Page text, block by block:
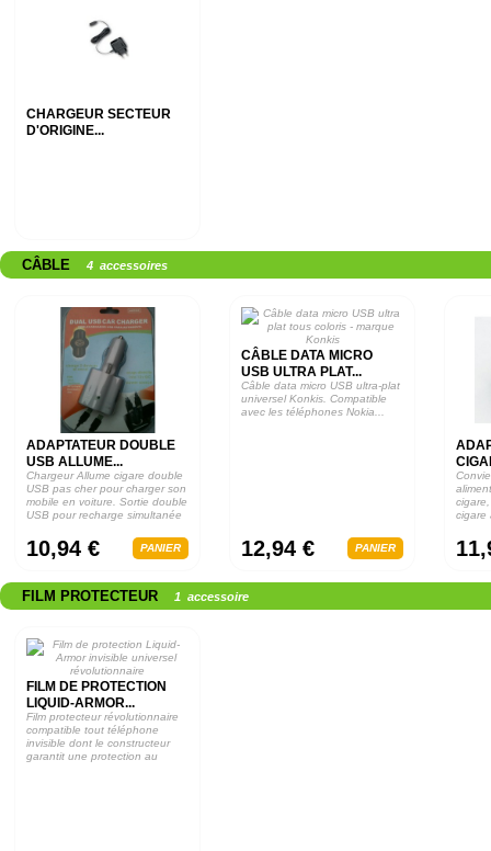
CHARGEUR SECTEUR
D'ORIGINE...
CÂBLE 4 accessoires
ADAPTATEUR DOUBLE
USB ALLUME...
Chargeur Allume cigare double
USB pas cher pour charger son
mobile en voiture. Sortie double
USB pour recharge simultanée
10,94 € PANIER
CÂBLE DATA MICRO
USB ULTRA PLAT...
Câble data micro USB ultra-plat
universel Konkis. Compatible
avec les téléphones Nokia...
12,94 € PANIER
cigare
FILM PROTECTEUR 1 accessoire
FILM DE PROTECTION
LIQUID-ARMOR...
Film protecteur révolutionnaire
compatible tout téléphone
invisible dont le constructeur
garantit une protection au